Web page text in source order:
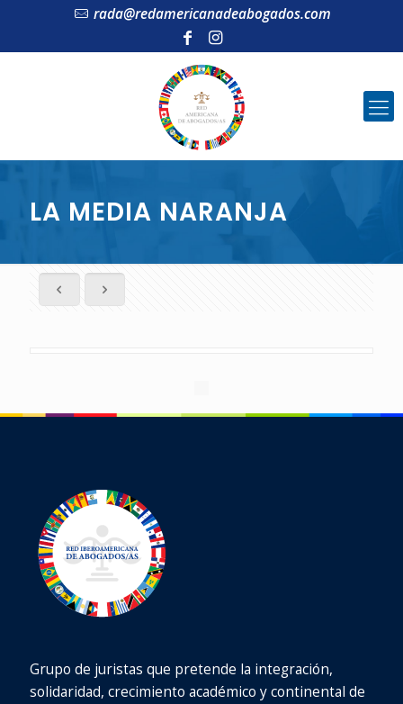
rada@redamericanadeabogados.com
LA MEDIA NARANJA
Grupo de juristas que pretende la integración,
solidaridad, crecimiento académico y continental de